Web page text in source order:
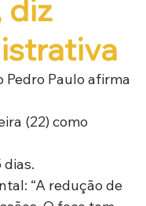
diz
Paulo afirma
(22) como
“A redução de